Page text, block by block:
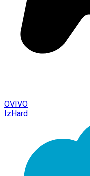
OVIVO
IzHard